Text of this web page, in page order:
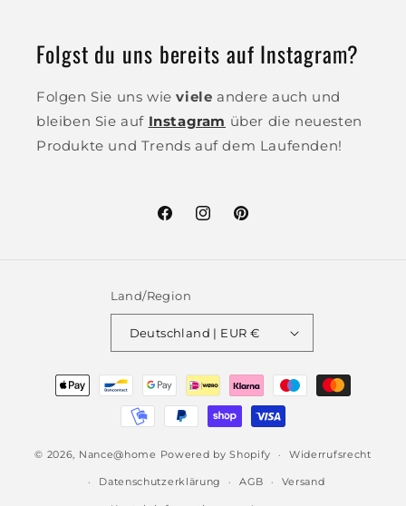
Folgst du uns bereits auf Instagram?
Folgen Sie uns wieviele andere auch und
bleiben Sie auf Instagram über die neuesten
Produkte und Trends auf dem Laufenden!
FacebookInstagramPinterest
Land/Region
Deutschland | EUR €
Zahlungsmethoden
© 2026, Nance@home Powered by Shopify Widerrufsrecht
Datenschutzerklärung AGB Versand